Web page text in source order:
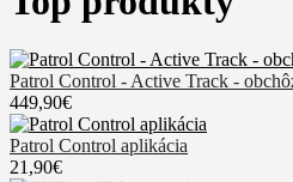
Patrol Control - Active Track -
449,90€
Patrol Control aplikácia
21,90€